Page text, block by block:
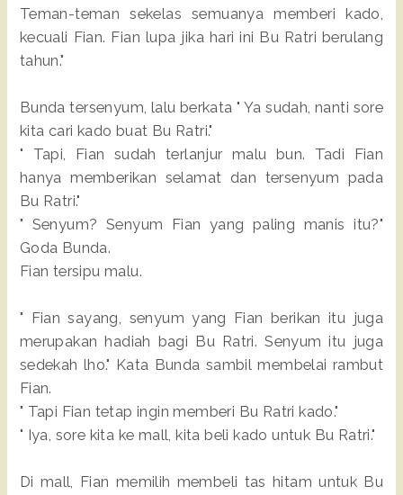
Teman-teman sekelas semuanya memberi kado,
kecuali Fian. Fian lupa jika hari ini Bu Ratri berulang
tahun."
Bunda tersenyum, lalu berkata " Ya sudah, nanti sore
kita cari kado buat Bu Ratri."
" Tapi, Fian sudah terlanjur malu bun. Tadi Fian
hanya memberikan selamat dan tersenyum pada
Bu Ratri."
" Senyum? Senyum Fian yang paling manis itu?"
Goda Bunda.
Fian tersipu malu.
" Fian sayang, senyum yang Fian berikan itu juga
merupakan hadiah bagi Bu Ratri. Senyum itu juga
sedekah lho." Kata Bunda sambil membelai rambut
Fian.
" Tapi Fian tetap ingin memberi Bu Ratri kado."
" Iya, sore kita ke mall, kita beli kado untuk Bu Ratri."
Di mall, Fian memilih membeli tas hitam untuk Bu